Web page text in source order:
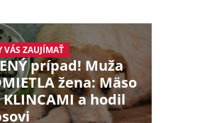
VÁS ZAUJÍMAŤ
prípad! Muža
žena: Mäso
a hodil